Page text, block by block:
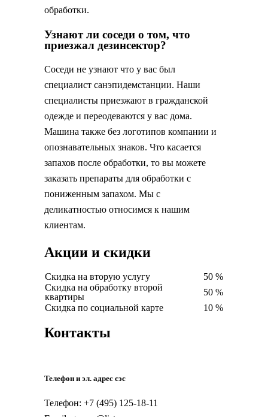
обработки.
Узнают ли соседи о том, что
приезжал дезинсектор?
Соседи не узнают что у вас был
специалист санэпидемстанции. Наши
специалисты приезжают в гражданской
одежде и переодеваются у вас дома.
Машина также без логотипов компании и
опознавательных знаков. Что касается
запахов после обработки, то вы можете
заказать препараты для обработки с
пониженным запахом. Мы с
деликатностью относимся к нашим
клиентам.
Акции и скидки
Скидка на вторую услугу
50 %
Скидка на обработку второй
квартиры
50 %
Скидка по социальной карте
10 %
Контакты
Телефон и эл. адрес сэс
Телефон: +7 (495) 125-18-11